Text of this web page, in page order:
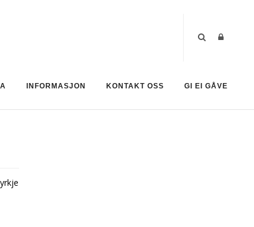
INFORMASJON KONTAKT OSS GI EI GÅVE